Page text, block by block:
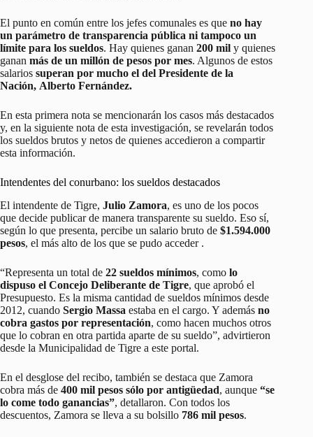
El punto en común entre los jefes comunales es que no hay
un parámetro de transparencia pública ni tampoco un
límite para los sueldos. Hay quienes ganan 200 mil y quienes
ganan más de un millón de pesos por mes. Algunos de estos
salarios superan por mucho el del Presidente de la
Nación, Alberto Fernández.
En esta primera nota se mencionarán los casos más destacados
y, en la siguiente nota de esta investigación, se revelarán todos
los sueldos brutos y netos de quienes accedieron a compartir
esta información.
Intendentes del conurbano: los sueldos destacados
El intendente de Tigre, Julio Zamora, es uno de los pocos
que decide publicar de manera transparente su sueldo. Eso sí,
según lo que presenta, percibe un salario bruto de $1.594.000
pesos, el más alto de los que se pudo acceder .
“Representa un total de 22 sueldos mínimos, como lo
dispuso el Concejo Deliberante de Tigre, que aprobó el
Presupuesto. Es la misma cantidad de sueldos mínimos desde
2012, cuando Sergio Massa estaba en el cargo. Y además no
cobra gastos por representación, como hacen muchos otros
que lo cobran en otra partida aparte de su sueldo”, advirtieron
desde la Municipalidad de Tigre a este portal.
En el desglose del recibo, también se destaca que Zamora
cobra más de 400 mil pesos sólo por antigüedad, aunque “se
lo come todo ganancias”, detallaron. Con todos los
descuentos, Zamora se lleva a su bolsillo 786 mil pesos.